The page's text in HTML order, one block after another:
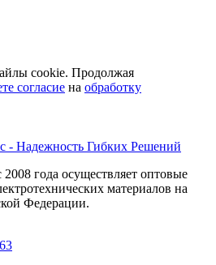
cookie. Продолжая
согласие на обработку
года осуществляет оптовые
материалов на
Федерации.